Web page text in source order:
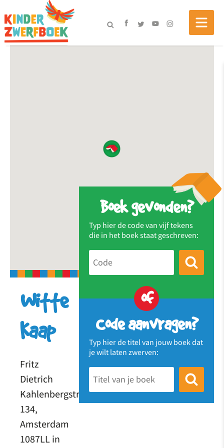
Boek gevonden?
Typ hier de code van vijf tekens
die in het boek staat geschreven:
of
Code aanvragen?
Typ hier de titel van jouw boek dat
je wilt laten zwerven:
Witte
Kaap
Fritz
Dietrich
Kahlenbergstraat
134,
Amsterdam
1087LL in